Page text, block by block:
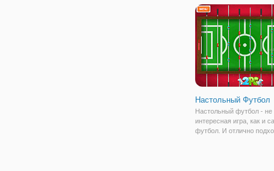
Настольный Футбол
Настольный футбол - не
интересная игра, как и
футбол. И отлично